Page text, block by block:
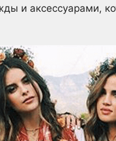
и аксессуарами,